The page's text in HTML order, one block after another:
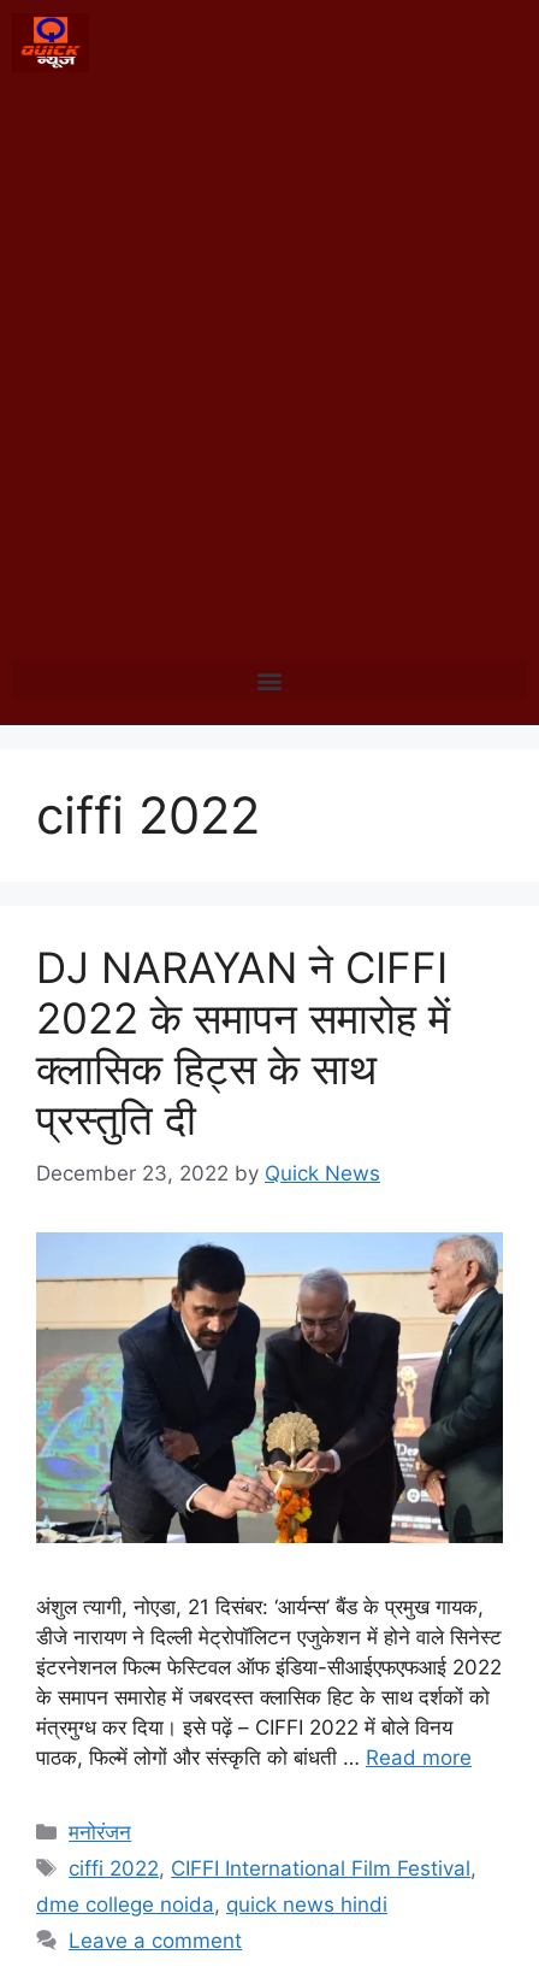
ciffi 2022
DJ NARAYAN ने CIFFI
2022 के समापन समारोह में
क्लासिक हिट्स के साथ
प्रस्तुति दी
December 23, 2022 by Quick News
अंशुल त्यागी, नोएडा, 21 दिसंबर: ‘आर्यन्स’ बैंड के प्रमुख गायक,
डीजे नारायण ने दिल्ली मेट्रोपॉलिटन एजुकेशन में होने वाले सिनेस्ट
इंटरनेशनल फिल्म फेस्टिवल ऑफ इंडिया-सीआईएफएफआई 2022
के समापन समारोह में जबरदस्त क्लासिक हिट के साथ दर्शकों को
मंत्रमुग्ध कर दिया। इसे पढ़ें – CIFFI 2022 में बोले विनय
पाठक, फिल्में लोगों और संस्कृति को बांधती … Read more
मनोरंजन
ciffi 2022, CIFFI International Film Festival,
dme college noida, quick news hindi
Leave a comment